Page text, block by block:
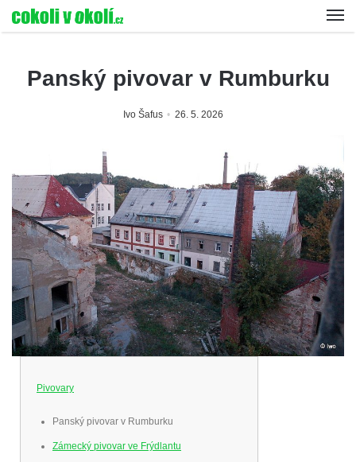
Panský pivovar v Rumburku
Ivo Šafus 26. 5. 2026
Pivovary
Panský pivovar v Rumburku
Zámecký pivovar ve Frýdlantu